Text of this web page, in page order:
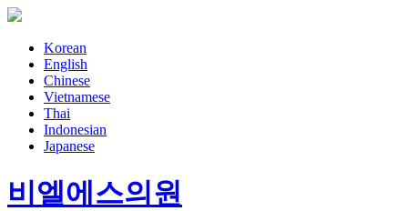
Korean
English
Chinese
Vietnamese
Thai
Indonesian
Japanese
비엘에스의원